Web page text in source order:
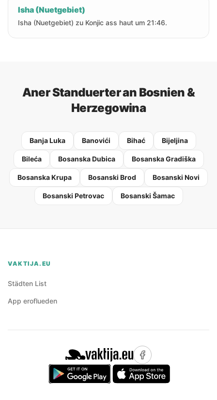
Isha (Nuetgebiet)
Isha (Nuetgebiet) zu Konjic ass haut um 21:46.
Aner Standuerter an Bosnien &
Herzegowina
Banja Luka Banovići Bihać Bijeljina
Bileća Bosanska Dubica Bosanska Gradiška
Bosanska Krupa Bosanski Brod Bosanski Novi
Bosanski Petrovac Bosanski Šamac
VAKTIJA.EU
Städten List
App eroflueden